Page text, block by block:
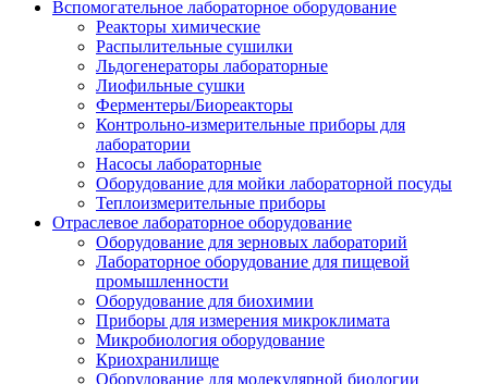
Вспомогательное лабораторное оборудование
Реакторы химические
Распылительные сушилки
Льдогенераторы лабораторные
Лиофильные сушки
Ферментеры/Биореакторы
Контрольно-измерительные приборы для
лаборатории
Насосы лабораторные
Оборудование для мойки лабораторной посуды
Теплоизмерительные приборы
Отраслевое лабораторное оборудование
Оборудование для зерновых лабораторий
Лабораторное оборудование для пищевой
промышленности
Оборудование для биохимии
Приборы для измерения микроклимата
Микробиология оборудование
Криохранилище
Оборудование для молекулярной биологии